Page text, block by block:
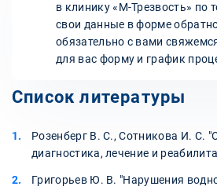
в клинику «М-Трезвость» по
свои данные в форме
обязательно с вами
для вас форму и график
Список литературы
Розенберг В. С., Сотникова И. С.
диагностика, лечение и
Григорьев Ю. В. "Нарушения